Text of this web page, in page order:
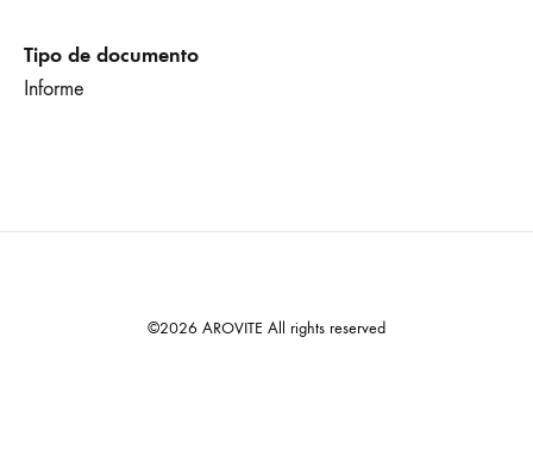
Tipo de documento
Informe
©2026 AROVITE All rights reserved